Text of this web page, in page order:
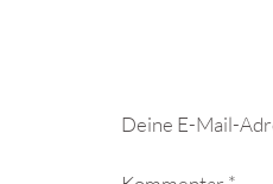
Deine E-Mail-